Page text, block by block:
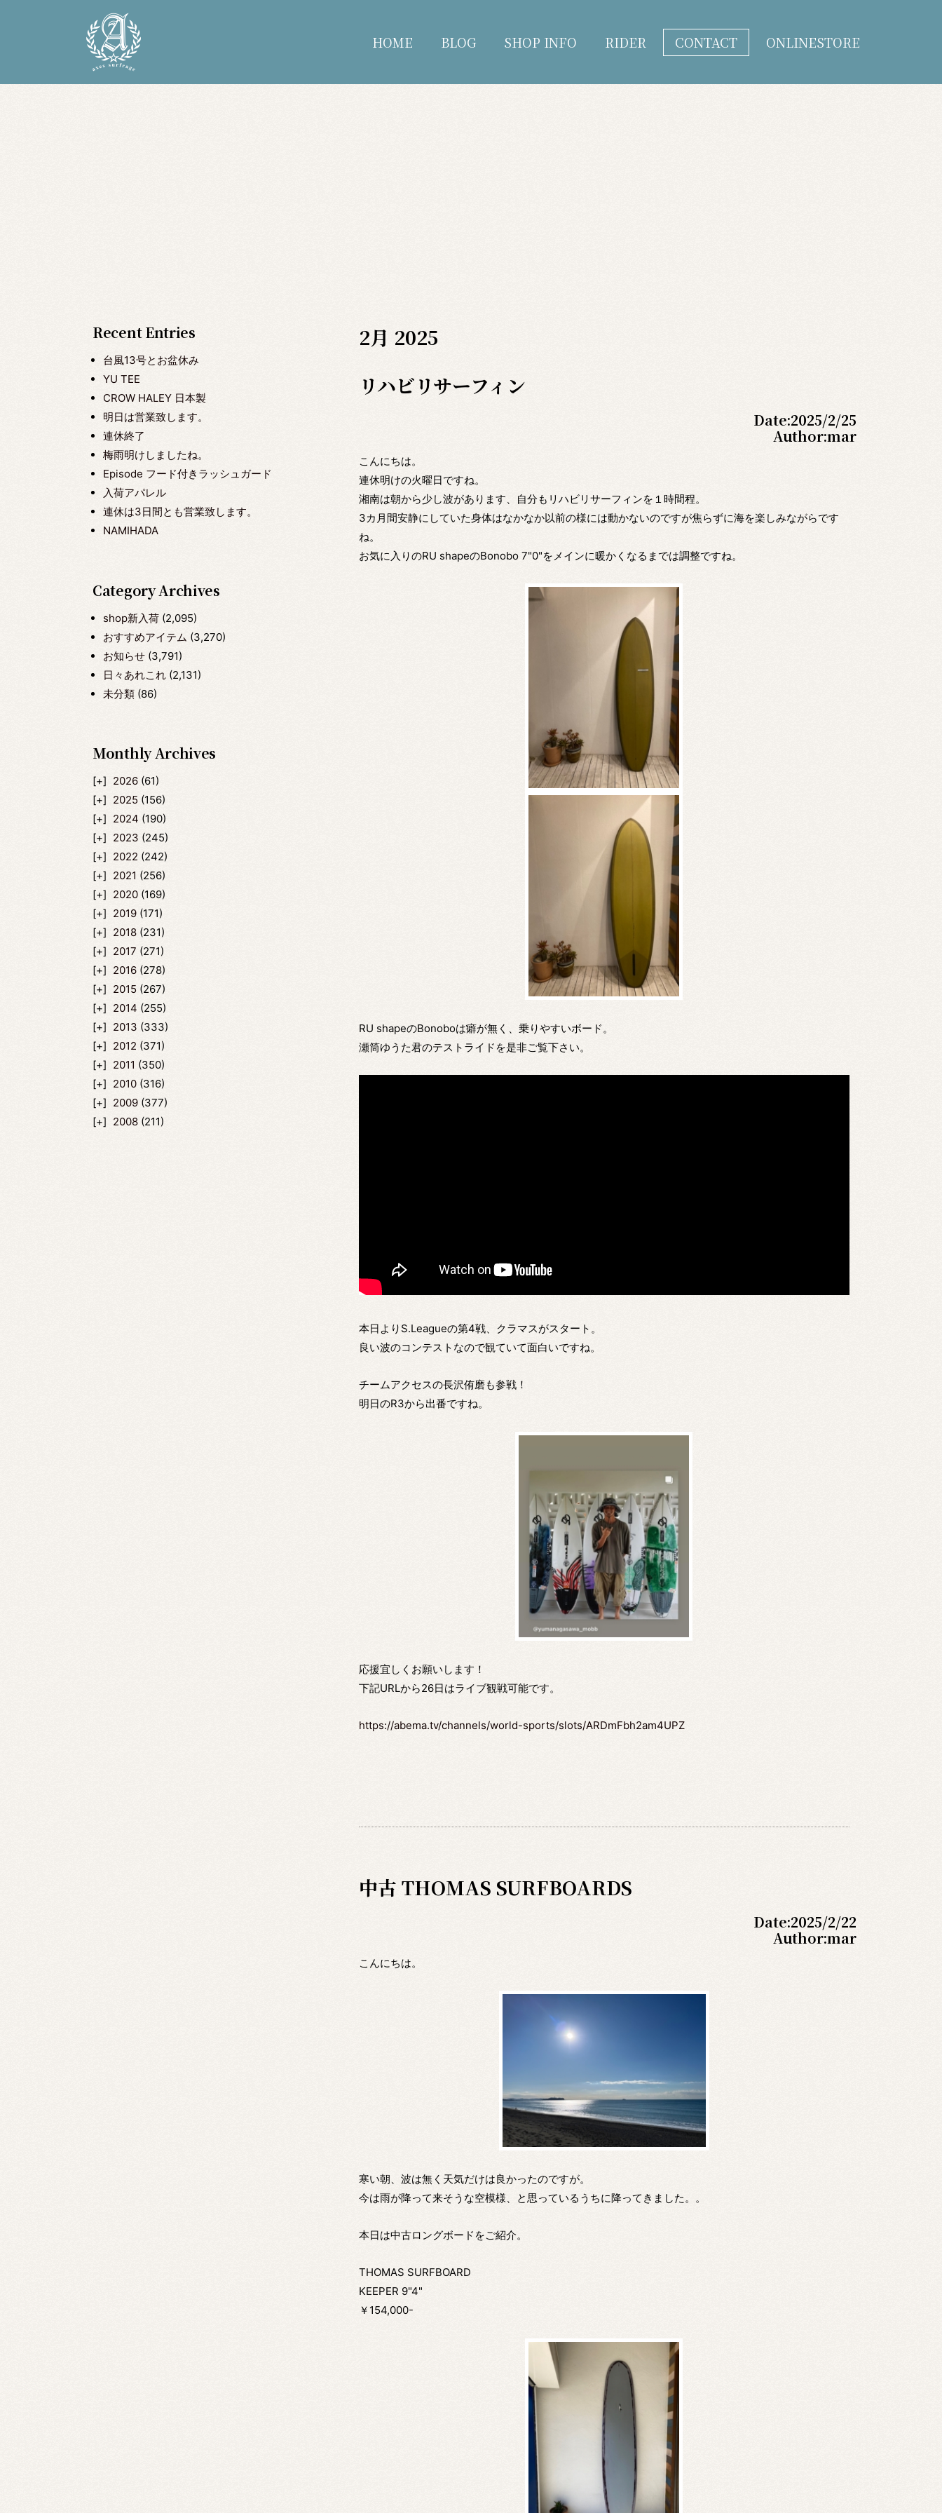
HOME BLOG SHOP INFO RIDER CONTACT ONLINESTORE
Recent Entries
台風13号とお盆休み
YU TEE
CROW HALEY 日本製
明日は営業致します。
連休終了
梅雨明けしましたね。
Episode フード付きラッシュガード
入荷アパレル
連休は3日間とも営業致します。
NAMIHADA
Category Archives
shop新入荷 (2,095)
おすすめアイテム (3,270)
お知らせ (3,791)
日々あれこれ (2,131)
未分類 (86)
Monthly Archives
2026 (61)
2025 (156)
2024 (190)
2023 (245)
2022 (242)
2021 (256)
2020 (169)
2019 (171)
2018 (231)
2017 (271)
2016 (278)
2015 (267)
2014 (255)
2013 (333)
2012 (371)
2011 (350)
2010 (316)
2009 (377)
2008 (211)
2月 2025
リハビリサーフィン
Date:2025/2/25
Author:mar
こんにちは。
連休明けの火曜日ですね。
湘南は朝から少し波があります、自分もリハビリサーフィンを１時間程。
3カ月間安静にしていた身体はなかなか以前の様には動かないのですが焦らずに海を楽しみながらです
ね。
お気に入りのRU shapeのBonobo 7"0"をメインに暖かくなるまでは調整ですね。
RU shapeのBonoboは癖が無く、乗りやすいボード。
瀬筒ゆうた君のテストライドを是非ご覧下さい。
本日よりS.Leagueの第4戦、クラマスがスタート。
良い波のコンテストなので観ていて面白いですね。
チームアクセスの長沢侑磨も参戦！
明日のR3から出番ですね。
応援宜しくお願いします！
下記URLから26日はライブ観戦可能です。
https://abema.tv/channels/world-sports/slots/ARDmFbh2am4UPZ
中古 THOMAS SURFBOARDS
Date:2025/2/22
Author:mar
こんにちは。
寒い朝、波は無く天気だけは良かったのですが。
今は雨が降って来そうな空模様、と思っているうちに降ってきました。。
本日は中古ロングボードをご紹介。
THOMAS SURFBOARD
KEEPER 9"4"
￥154,000-